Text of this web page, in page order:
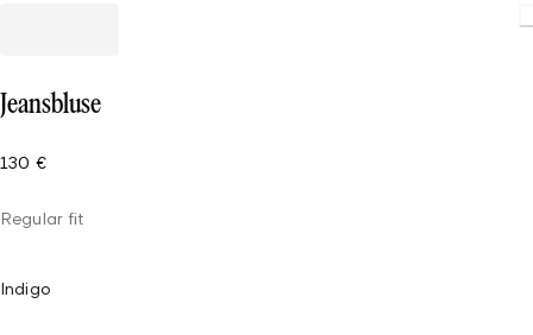
Jeansbluse
130 €
Regular fit
Indigo